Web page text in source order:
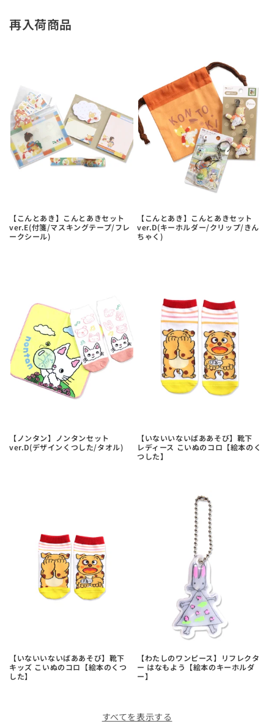
再入荷商品
【こんとあき】こんとあきセット
ver.E(付箋/マスキングテープ/フレ
ークシール)
【こんとあき】こんとあきセット
ver.D(キーホルダー/クリップ/きん
ちゃく)
【ノンタン】ノンタンセット
ver.D(デザインくつした/タオル)
【いないいないばああそび】靴下
レディース こいぬのコロ【絵本のく
つした】
【いないいないばああそび】靴下
キッズ こいぬのコロ【絵本のくつ
した】
【わたしのワンピース】リフレクタ
ー はなもよう【絵本のキーホルダ
ー】
すべてを表示する